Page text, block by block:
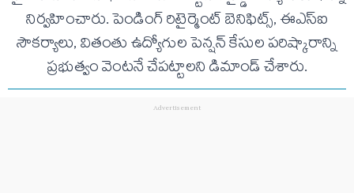
నిర్వహించారు. పెండింగ్ రిటైర్మెంట్ బెనిఫిట్స్, ఈఎస్ఐ
సౌకర్యాలు, వితంతు ఉద్యోగుల పెన్షన్ కేసుల పరిష్కారాన్ని
ప్రభుత్వం వెంటనే చేపట్టాలని డిమాండ్ చేశారు.